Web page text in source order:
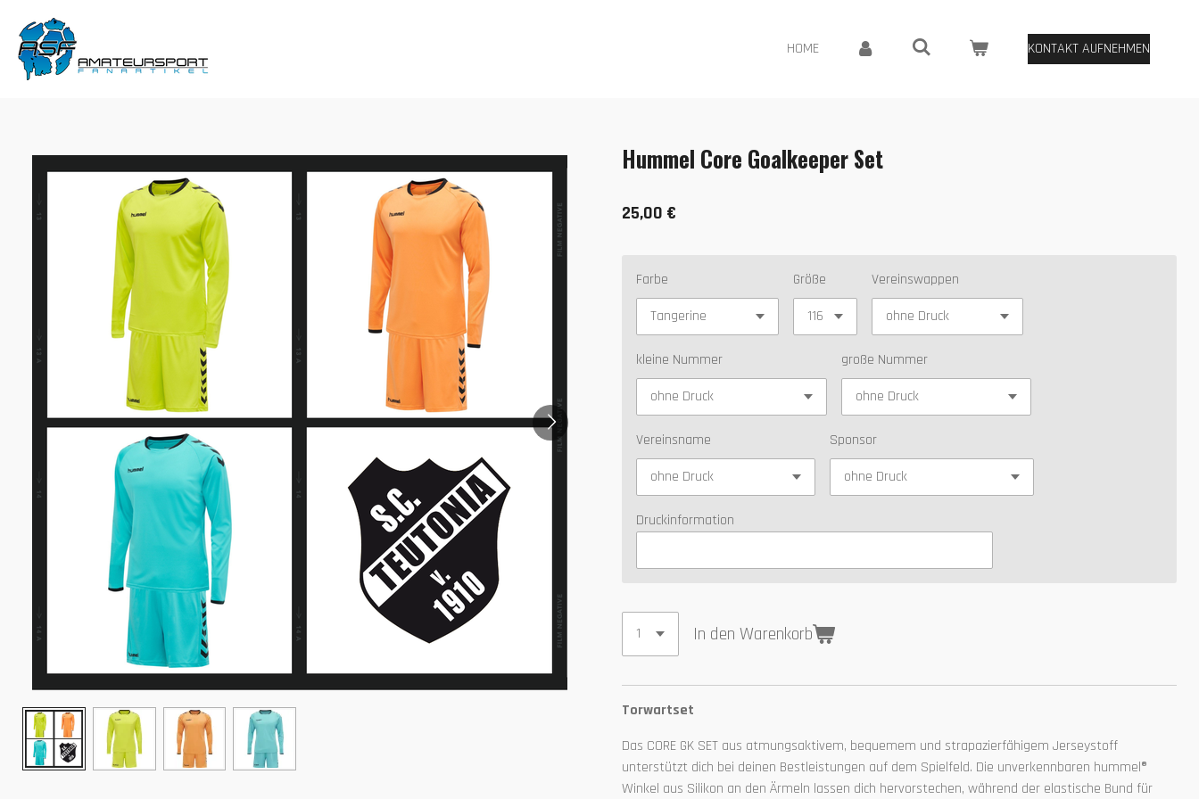
Zum
Hauptinhalt
springen
HOME KONTAKT AUFNEHMEN
Hummel Core Goalkeeper Set
25,00 €
Farbe Größe Vereinswappen
kleine Nummer große Nummer
Vereinsname Sponsor
Druckinformation
In den Warenkorb
Torwartset
Das CORE GK SET aus atmungsaktivem, bequemem und strapazierfähigem Jerseystoff
unterstützt dich bei deinen Bestleistungen auf dem Spielfeld. Die unverkennbaren hummel®
Winkel aus Silikon an den Ärmeln lassen dich hervorstechen, während der elastische Bund für